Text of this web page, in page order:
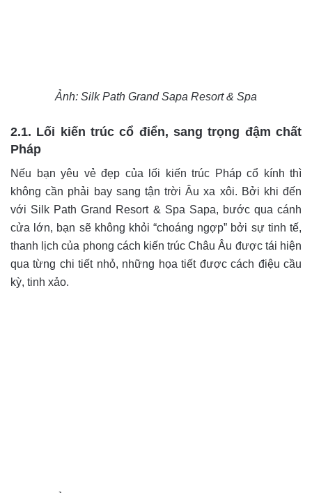
Ảnh: Silk Path Grand Sapa Resort & Spa
2.1. Lối kiến trúc cổ điển, sang trọng đậm chất
Pháp
Nếu bạn yêu vẻ đẹp của lối kiến trúc Pháp cổ kính thì
không cần phải bay sang tận trời Âu xa xôi. Bởi khi đến
với Silk Path Grand Resort & Spa Sapa, bước qua cánh
cửa lớn, bạn sẽ không khỏi “choáng ngợp” bởi sự tinh tế,
thanh lịch của phong cách kiến trúc Châu Âu được tái hiện
qua từng chi tiết nhỏ, những họa tiết được cách điệu cầu
kỳ, tinh xảo.